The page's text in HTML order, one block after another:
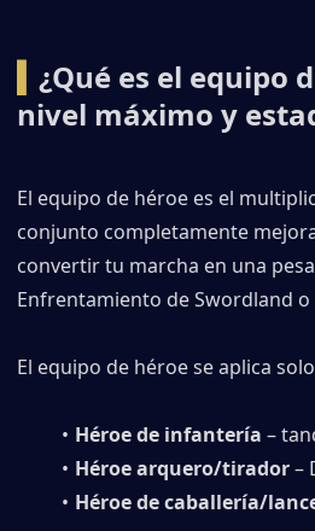
¿Qué es el equipo
nivel máximo y
El equipo de héroe es el
conjunto completamente
convertir tu marcha en una
Enfrentamiento de Swordland o
El equipo de héroe se aplica
Héroe de infantería –
Héroe arquero/tirador –
Héroe de caballería/